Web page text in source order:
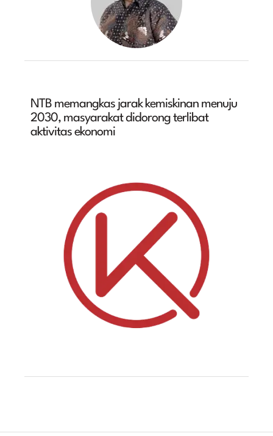
NTB memangkas jarak kemiskinan menuju
2030, masyarakat didorong terlibat
aktivitas ekonomi